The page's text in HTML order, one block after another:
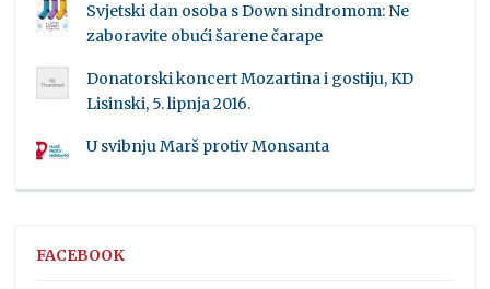
Svjetski dan osoba s Down sindromom: Ne
zaboravite obući šarene čarape
Donatorski koncert Mozartina i gostiju, KD
Lisinski, 5. lipnja 2016.
U svibnju Marš protiv Monsanta
FACEBOOK